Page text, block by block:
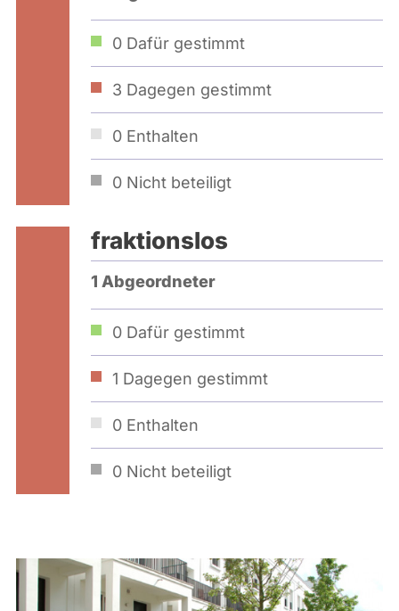
0 Dafür gestimmt
3 Dagegen gestimmt
0 Enthalten
0 Nicht beteiligt
fraktionslos
1 Abgeordneter
0 Dafür gestimmt
1 Dagegen gestimmt
0 Enthalten
0 Nicht beteiligt